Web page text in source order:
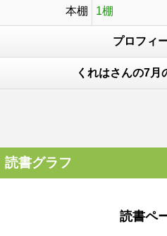
本棚 1棚
プロフィ
くれはさんの7月
読書グラフ
読書ペ